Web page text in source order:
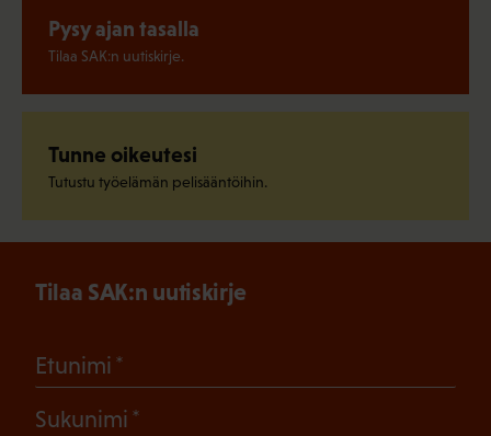
Pysy ajan tasalla
Tilaa SAK:n uutiskirje.
Tunne oikeutesi
Tutustu työelämän pelisääntöihin.
Tilaa SAK:n uutiskirje
Etunimi
Sukunimi